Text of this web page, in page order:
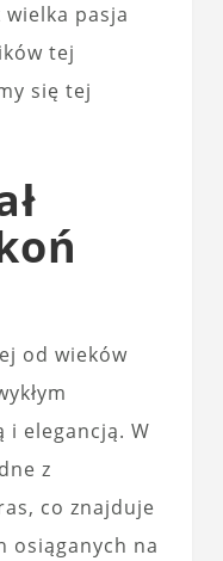
pasja
tej
się tej
od wieków
i elegancją. W
z
co znajduje
osiąganych na